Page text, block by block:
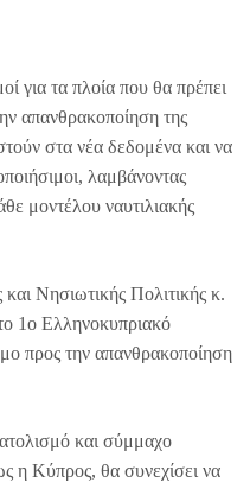
για τα πλοία που θα πρέπει
απανθρακοποίηση της
στα νέα δεδομένα και να
λαμβάνοντας
μοντέλου ναυτιλιακής
Νησιωτικής Πολιτικής κ.
1o Ελληνοκυπριακό
προς την απανθρακοποίηση
και σύμμαχο
η Κύπρος, θα συνεχίσει να